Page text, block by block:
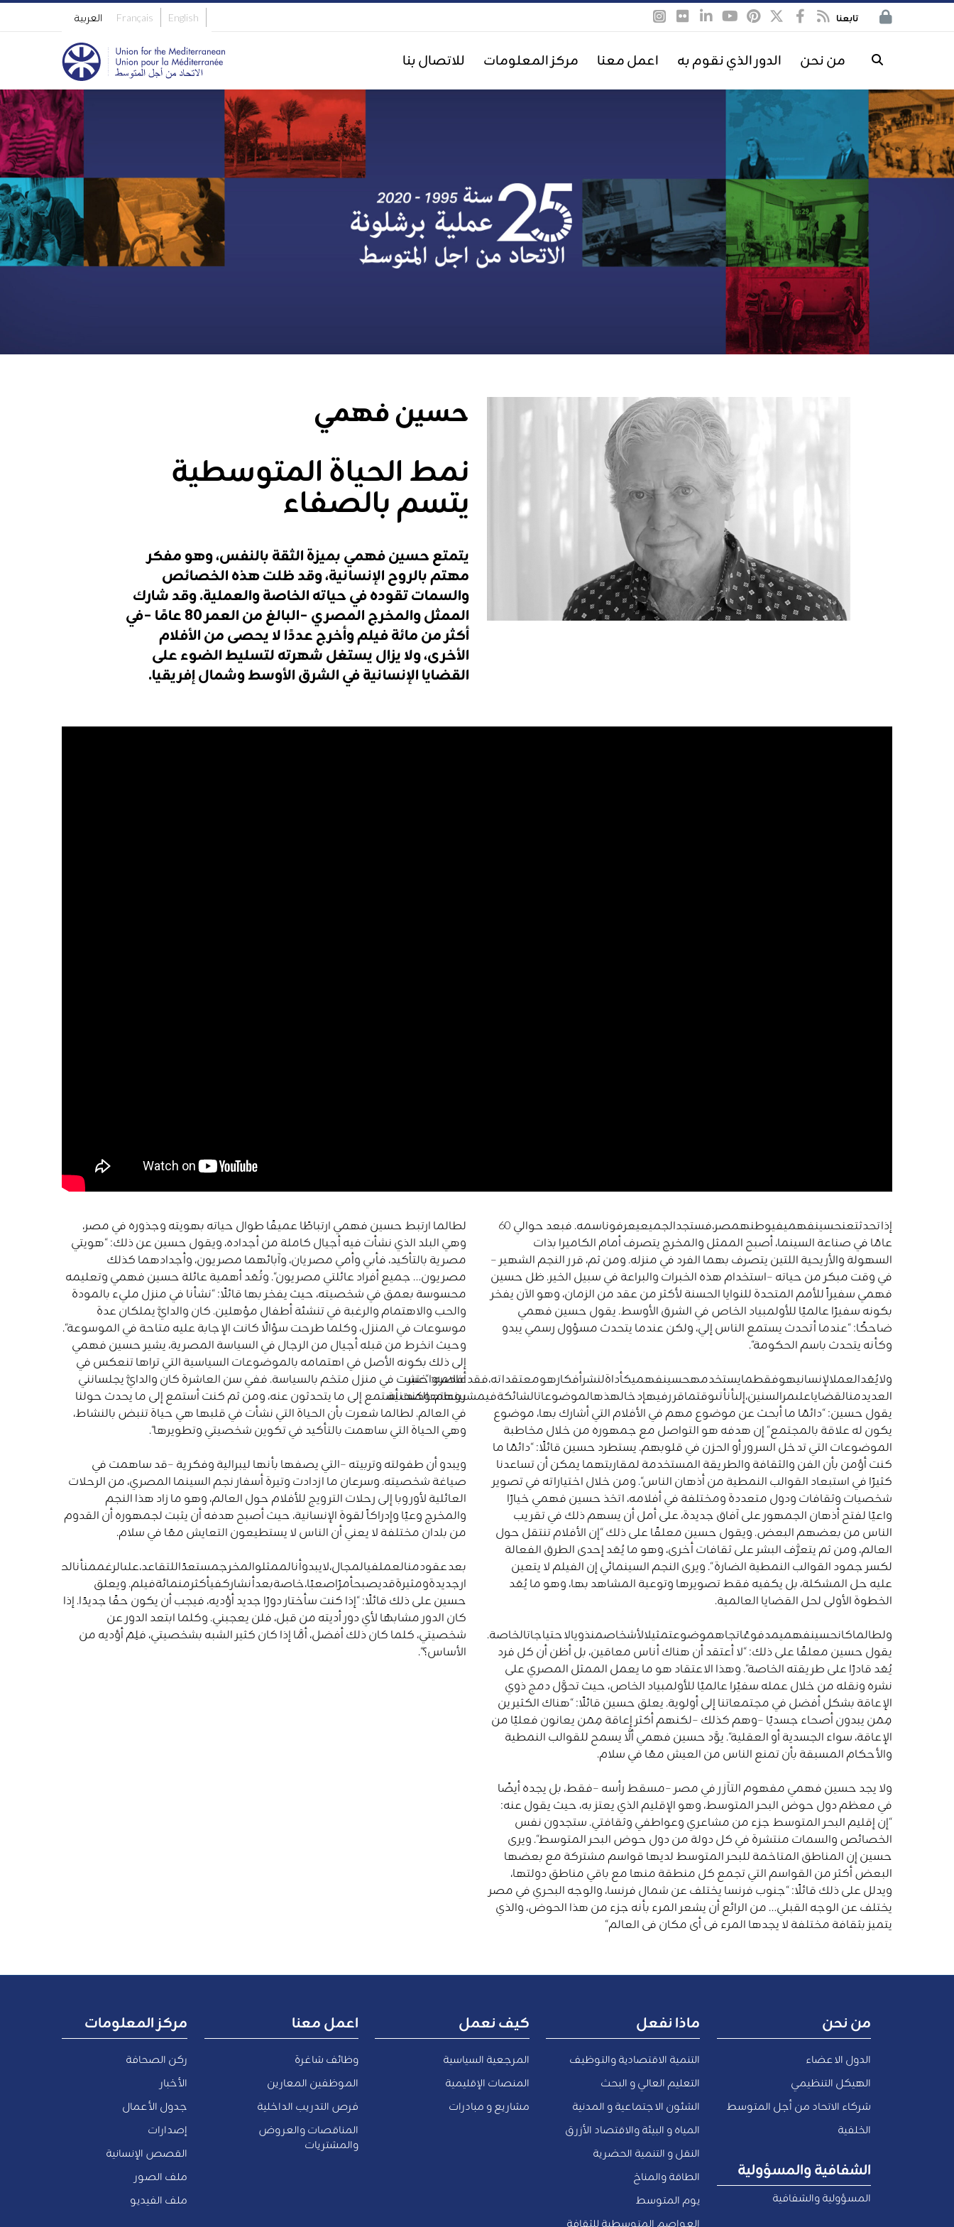
English
Français العربية تابعنا
من نحن الدور الذي نقوم به اعمل معنا مركز المعلومات للاتصال بنا
حسين فهمي
نمط الحياة المتوسطية
يتسم بالصفاء
يتمتع حسين فهمي بميزة الثقة بالنفس،وهو مفكر
مهتم بالروح الإنسانية،وقد ظلت هذه الخصائص
والسمات تقوده في حياته الخاصة والعملية.وقد شارك
الممثل والمخرج المصري –البالغ من العمر 80 عامًا –في
أكثر من مائة فيلم وأخرج عددًا لا يحصى من الأفلام
الأخرى،ولا يزال يستغل شهرته لتسليط الضوء على
القضايا الإنسانية في الشرق الأوسط وشمال إفريقيا.
لطالما ارتبط حسين فهمي ارتباطًا عميقًا طوال حياته بهويته وجذوره في مصر،
وهي البلد الذي نشأت فيه أجيال كاملة من أجداده، ويقول حسين عن ذلك:
“هويتي
مصرية بالتأكيد، فأبي وأمي مصريان، وآبائهما مصريون، وأجدادهما كذلك
مصريون… جميع أفراد عائلتي مصريون“. وتُعَد أهمية عائلة حسين فهمي وتعليمه
محسوسة بعمق في شخصيته، حيث يفخر بها قائلًا:
“نشأنا في منزل مليء بالمودة
والحب والاهتمام والرغبة في تنشئة أطفال مؤهلين. كان والدايَّ يملكان عدة
موسوعات في المنزل، وكلما طرحت سؤالًا كانت الإجابة عليه متاحة في الموسوعة“.
وحيث انخرط من قبله أجيال من الرجال في السياسة المصرية، يشير حسين فهمي
إلى ذلك بكونه الأصل في اهتمامه بالموضوعات السياسية التي تراها تنعكس في
أفلامه:
“عشت في منزل متخم بالسياسة. ففي سن العاشرة كان والدايَّ يجلسانني
بينهم،وكنتأستمع إلى ما يتحدثون عنه، ومن ثم كنت أستمع إلى ما يحدث حولنا
في العالم. لطالما شعرت بأن الحياة التي نشأت في قلبها هي حياة تنبض بالنشاط،
وهي الحياة التي ساهمت بالتأكيد في تكوين شخصيتي وتطويرها“.
ويبدو أن طفولته وتربيته –التي يصفها بأنها ليبرالية وفكرية –قد ساهمت في
صياغة شخصيته. وسرعان ما ازدادت وتيرة أسفار نجم السينما المصري، من الرحلات
العائلية لأوروبا إلى رحلات الترويج للأفلام حول العالم، وهو ما زاد هذا النجم
والمخرج وعيًا وإدراكاً لقوة الإنسانية، حيث أصبح هدفه أن يثبت لجمهوره أن القدوم
من بلدان مختلفة لا يعني أن الناس لا يستطيعون التعايش معًا في سلام.
بعدعقودمنالعملفيالمجال،لايبدوأنالممثلوالمخرجمستعدًاللتقاعد،علىالرغممنأنالحصولعلىأدو
ارجديدةومثيرةقديصبحأمرًاصعبًا،خاصةبعدأنشاركفيأكثرمنمائةفيلم. ويعلق
حسين على ذلك قائلًا: “إذا كنت سأختار دورًا جديد أؤديه، فيجب أن يكون حقًا جديدًا. إذا
كان الدور مشابهًا لأي دور أديته من قبل، فلن يعجبني. وكلما ابتعد الدور عن
شخصيتي، كلما كان ذلك أفضل، أمَّا إذا كان كثير الشبه بشخصيتي، فلِمَ أؤديه من
الأساس؟“.
إذاتحدثتعنحسينفهميفيوطنهمصر،فستجدالجميعيعرفوناسمه. فبعد حوالي
عامًا في صناعة السينما، أصبح الممثل والمخرج يتصرف أمام الكاميرا بذات
السهولة والأريحية اللتين يتصرف بهما الفرد في منزله. ومن ثم، قرر النجم الشهير –
في وقت مبكر من حياته –استخدام هذه الخبرات والبراعة في سبيل الخير. ظل حسين
فهمي سفيراً للأمم المتحدة للنوايا الحسنة لأكثر من عقد من الزمان، وهو الآن يفخر
بكونه سفيرًا عالميًا للأولمبياد الخاص في الشرق الأوسط . يقول حسين فهمي
ضاحكًا:
“عندما أتحدث يستمع الناس إلي، ولكن عندما يتحدث مسؤول رسمي يبدو
وكأنه يتحدث باسم الحكومة“
.
ولايُعَدالعملالإنسانيهوفقطمايستخدمهحسينفهميكأداةلنشرأفكارهومعتقداته،فقدعاصرواختبر
العديدمنالقضاياعلىمرالسنين،إلىأنأتىوقتماقررفيهإدخالهذهالموضوعاتالشائكةفيمشروعاتهالمهنية.
يقول حسين:
“دائمًا ما أبحث عن موضوع مهم في الأفلام التي أشارك بها، موضوع
يكون له علاقة بالمجتمع“ إن هدفه هو التواصل مع جمهوره من خلال مخاطبة
الموضوعات التي تدخل السرور أو الحزن في قلوبهم. يستطرد حسين قائلًا:
“دائمًا ما
كنت أؤمن بأن الفن والثقافة والطريقة المستخدمة لمقاربتهما يمكن أن تساعدنا
كثيرًا في استبعاد القوالب النمطية من أذهان الناس“. ومن خلال اختياراته في تصوير
شخصيات وثقافات ودول متعددة ومختلفة في أفلامه، اتخذ حسين فهمي خيارًا
واعيًا لفتح أذهان الجمهور على آفاق جديدة، على أمل أن يسهم ذلك في تقريب
الناس من بعضهم البعض. ويقول حسين معلقًا على ذلك “إن الأفلام تنتقل حول
العالم، ومن ثم يتعرَّف البشر على ثقافات أخرى، وهو ما يُعَد إحدى الطرق الفعالة
لكسر جمود القوالب النمطية الضارة“. ويرى النجم السينمائي إن الفيلم لا يتعين
عليه حل المشكلة، بل يكفيه فقط تصويرها وتوعية المشاهد بها، وهو ما يُعَد
الخطوة الأولى لحل القضايا العالمية.
ولطالماكانحسينفهميمدفوعًاتجاهموضوعتمثيلالأشخاصمنذويالاحتياجاتالخاصة.
يقول حسين معلقًا على ذلك:
“لا أعتقد أن هناك أناس معاقين، بل أظن أن كل فرد
يُعَد قادرًا على طريقته الخاصة“. وهذا الاعتقاد هو ما يعمل الممثل المصري على
نشره ونقله من خلال عمله سفيًرا عالميًا للأولمبياد الخاص، حيث تحوَّل دمج ذوي
الإعاقة بشكل أفضل في مجتمعاتنا إلى أولوية. يعلق حسين قائلًا:
“هناك الكثيرين
مِمَن يبدون أصحاء جسديًا –وهم كذلك –لكنهم أكثر إعاقة مِمَن يعانون فعليًا من
الإعاقة، سواء الجسدية أو العقلية“. يوَّد حسين فهمي ألَّا يسمح للقوالب النمطية
والأحكام المسبقة بأن تمنع الناس من العيش معًا في سلام.
ولا يجد حسين فهمي مفهوم التآزر في مصر –مسقط رأسه –فقط، بل يجده أيضًا
في معظم دول حوض البحر المتوسط، وهو الإقليم الذي يعتز به، حيث يقول عنه:
“إن إقليم البحر المتوسط جزء من مشاعري وعواطفي وثقافتي. ستجدون نفس
الخصائص والسمات منتشرة في كل دولة من دول حوض البحر المتوسط“
. ويرى
حسين إن المناطق المتاخمة للبحر المتوسط لديها قواسم مشتركة مع بعضها
البعض أكثر من القواسم التي تجمع كل منطقة منها مع باقي مناطق دولتها،
ويدلل على ذلك قائلًا:
“جنوب فرنسا يختلف عن شمال فرنسا، والوجه البحري في مصر
يختلف عن الوجه القبلي… من الرائع أن يشعر المرء بأنه جزء من هذا الحوض، والذي
يتميز بثقافة مختلفة لا يجدها المرء في أي مكان في العالم“
مركز المعلومات
ركن الصحافة
الأخبار
جدول الأعمال
إصدارات
القصص الإنسانية
ملف الصور
ملف الفيديو
اعمل معنا
وظائف شاغرة
الموظفين المعارين
فرص التدريب الداخلية
المناقصات والعروض
والمشتريات
كيف نعمل
المرجعية السياسية
المنصات الإقليمية
مشاريع و مبادرات
ماذا نفعل
التنمية الاقتصادية والتوظيف
التعليم العالي و البحث
الشئون الاجتماعية و المدنية
المياه و البيئة والاقتصاد الأزرق
النقل و التنمية الحضرية
الطاقة والمناخ
يوم المتوسط
العواصم المتوسطية للثقافة
من نحن
الدول الاعضاء
الهيكل التنظيمي
شركاء الاتحاد من أجل المتوسط
الخلفية
الشفافية والمسؤولية
المسؤولية والشفافية